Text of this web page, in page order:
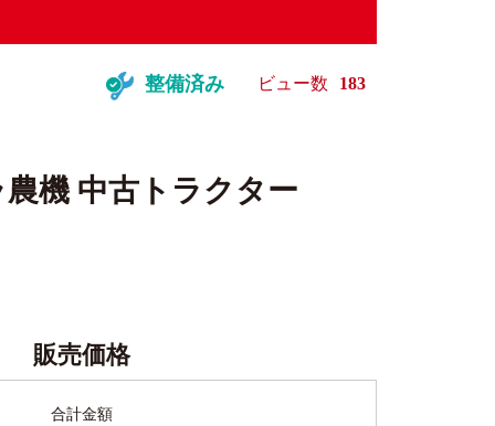
整備済み ビュー数 183
機 中古トラクター
販売価格
合計金額